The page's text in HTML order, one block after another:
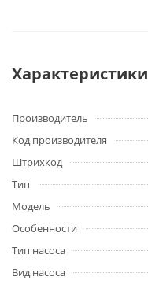
Характеристики
Производитель
Код производителя
Штрихкод
Тип
Модель
Особенности
Тип насоса
Вид насоса